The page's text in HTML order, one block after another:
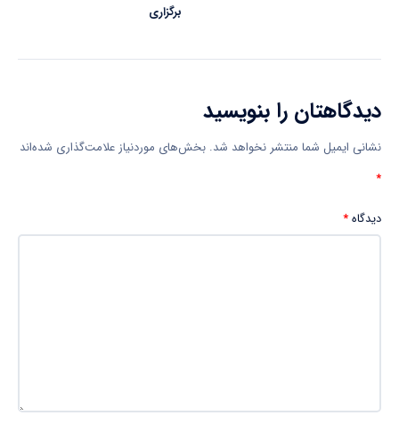
برگزاری
دیدگاهتان را بنویسید
نشانی ایمیل شما منتشر نخواهد شد. بخش‌های موردنیاز علامت‌گذاری شده‌اند
*
دیدگاه*